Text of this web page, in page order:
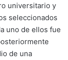
universitario y
seleccionados
uno de ellos fue
de una